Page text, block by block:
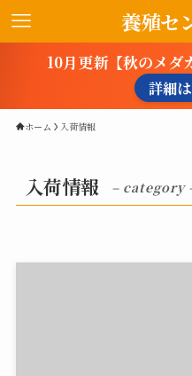
養殖セ
10月更新【秋のメダ
詳細
ホーム 入荷情報
入荷情報 – category